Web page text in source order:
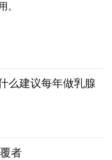
。
么建议每年做乳腺
者